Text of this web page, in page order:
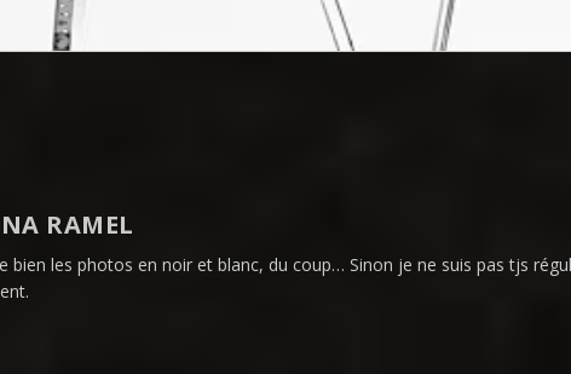
RAMEL
bien les photos en noir et blanc, du coup… Sinon je ne suis pas tjs